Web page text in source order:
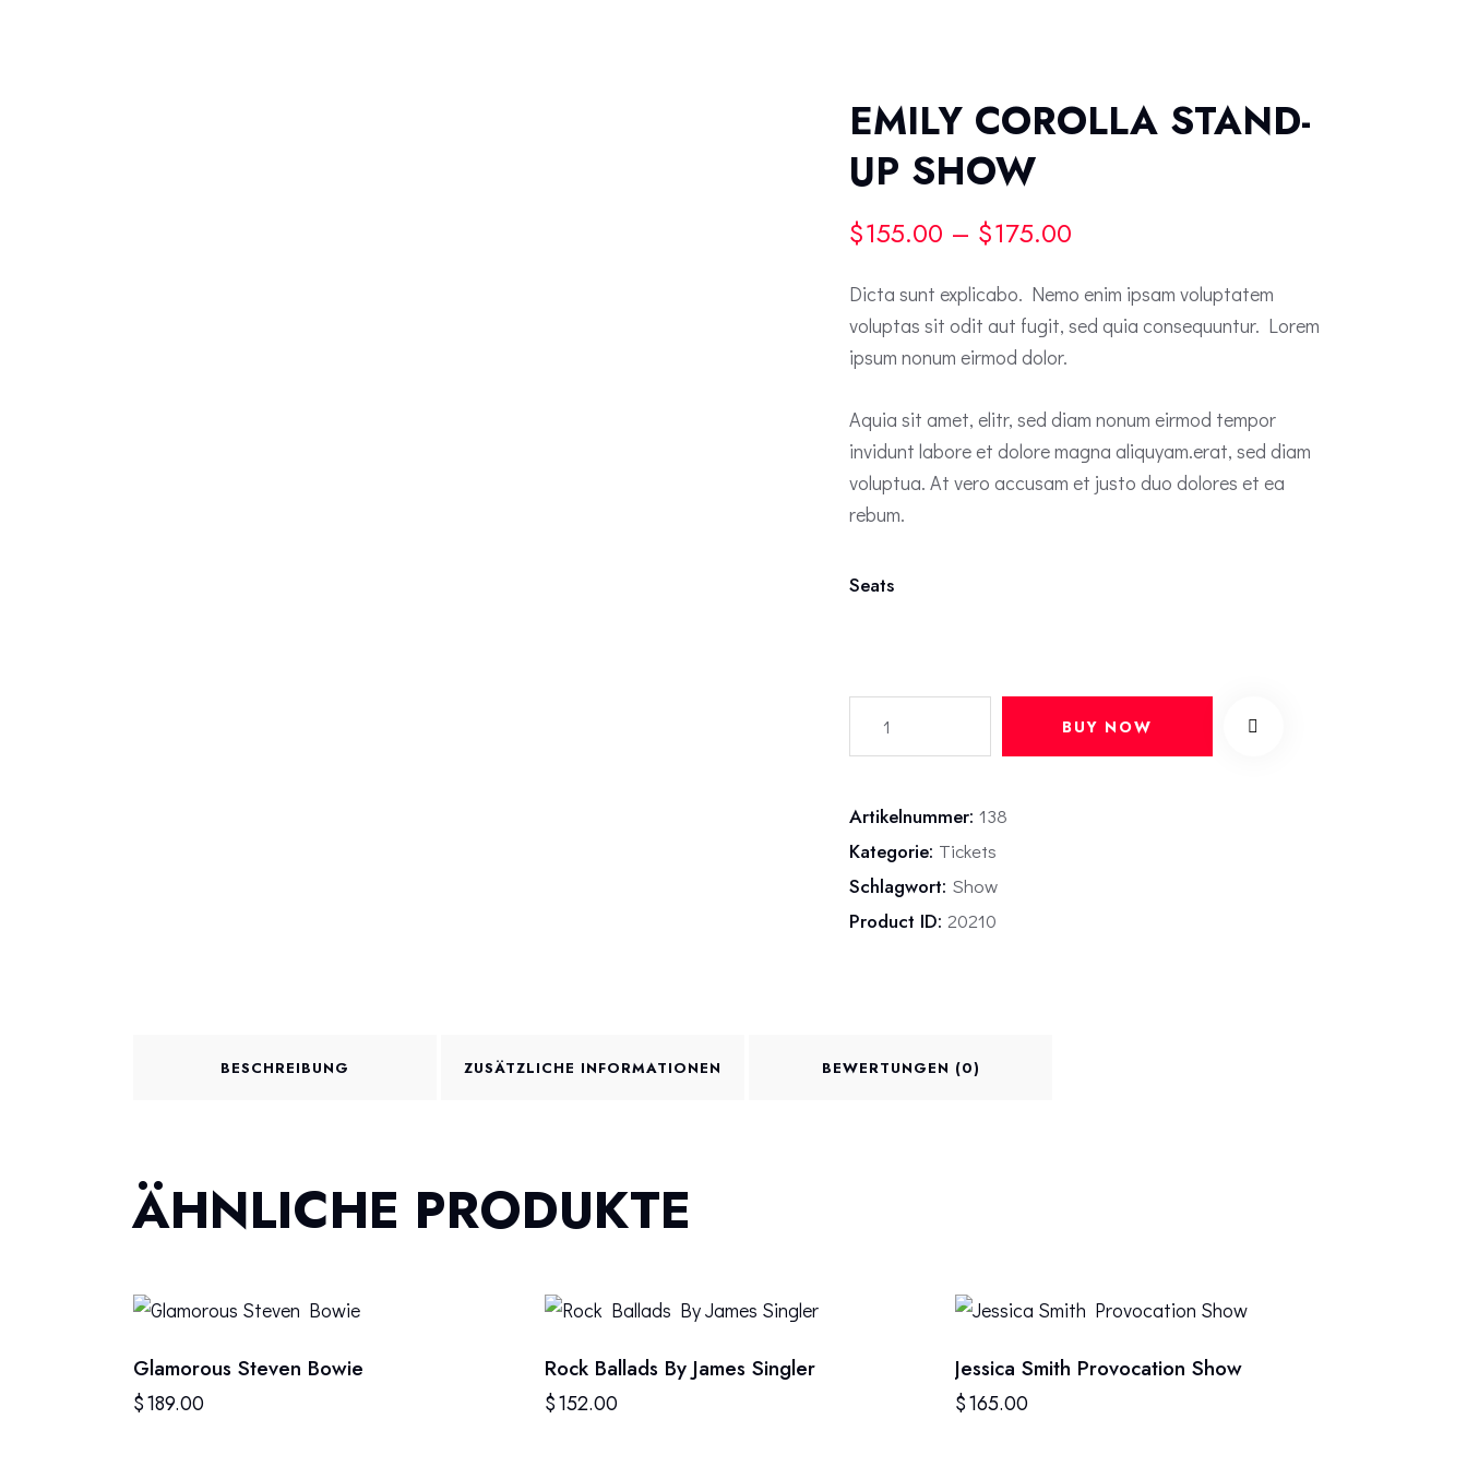
EMILY COROLLA STAND-
UP SHOW
$155.00 – $175.00
Dicta sunt explicabo. Nemo enim ipsam voluptatem
voluptas sit odit aut fugit, sed quia consequuntur. Lorem
ipsum nonum eirmod dolor.
Aquia sit amet, elitr, sed diam nonum eirmod tempor
invidunt labore et dolore magna aliquyam.erat, sed diam
voluptua. At vero accusam et justo duo dolores et ea
rebum.
Seats
BUY NOW
Artikelnummer: 138
Kategorie: Tickets
Schlagwort: Show
Product ID: 20210
BESCHREIBUNG ZUSÄTZLICHE INFORMATIONEN BEWERTUNGEN (0)
ÄHNLICHE PRODUKTE
Glamorous Steven Bowie
$189.00
Rock Ballads By James Singler
$152.00
Jessica Smith Provocation Show
$165.00